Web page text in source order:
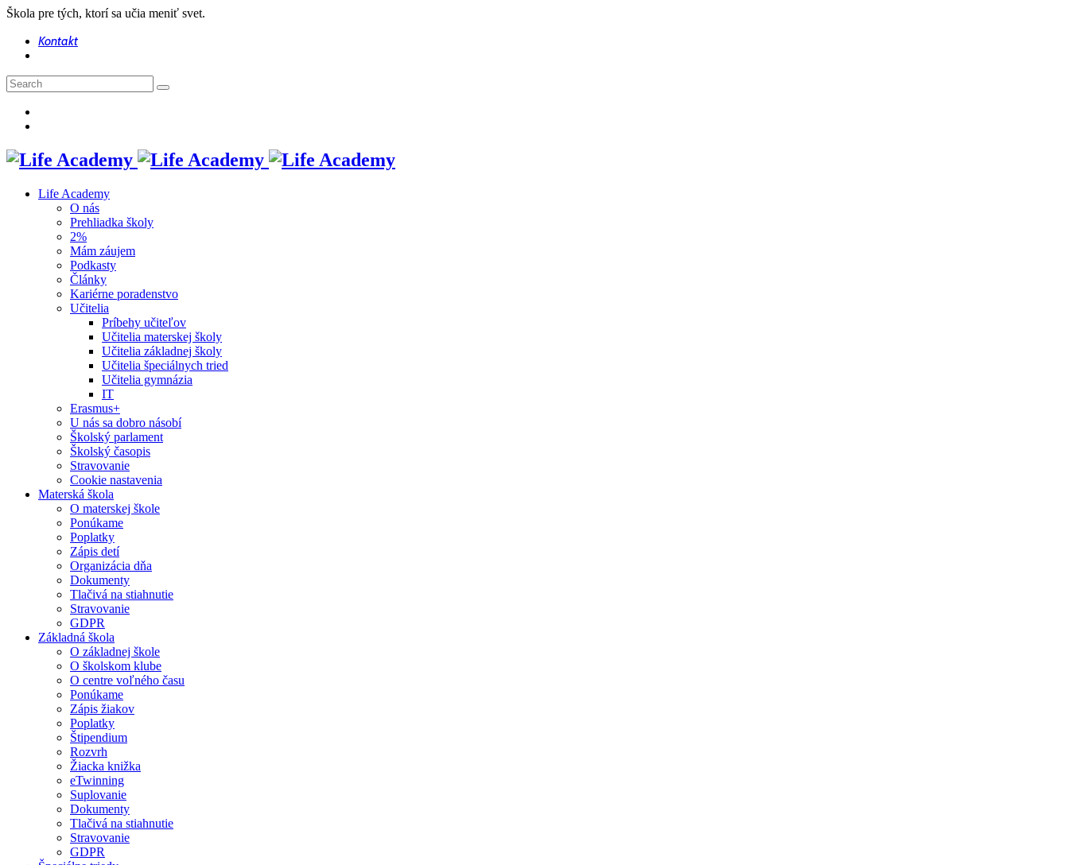
Škola pre tých, ktorí sa učia meniť svet.
Kontakt
Life Academy
O nás
Prehliadka školy
2%
Mám záujem
Podkasty
Články
Kariérne poradenstvo
Učitelia
Príbehy učiteľov
Učitelia materskej školy
Učitelia základnej školy
Učitelia špeciálnych tried
Učitelia gymnázia
IT
Erasmus+
U nás sa dobro násobí
Školský parlament
Školský časopis
Stravovanie
Cookie nastavenia
Materská škola
O materskej škole
Ponúkame
Poplatky
Zápis detí
Organizácia dňa
Dokumenty
Tlačivá na stiahnutie
Stravovanie
GDPR
Základná škola
O základnej škole
O školskom klube
O centre voľného času
Ponúkame
Zápis žiakov
Poplatky
Štipendium
Rozvrh
Žiacka knižka
eTwinning
Suplovanie
Dokumenty
Tlačivá na stiahnutie
Stravovanie
GDPR